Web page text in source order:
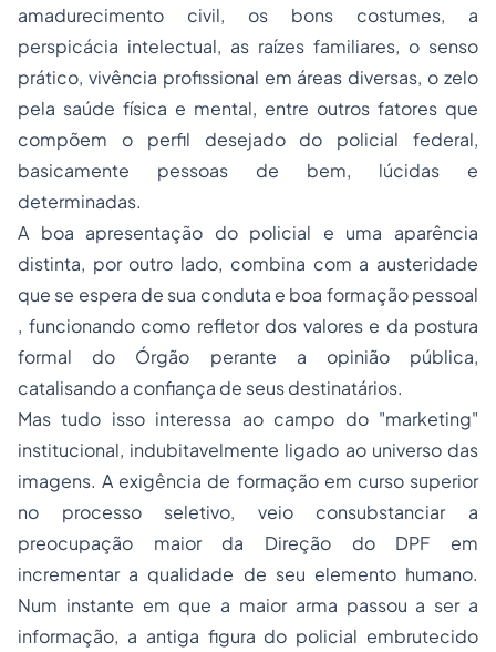
amadurecimento civil, os bons costumes, a
perspicácia intelectual, as raízes familiares, o senso
prático, vivência profissional em áreas diversas, o zelo
pela saúde física e mental, entre outros fatores que
compõem o perfil desejado do policial federal,
basicamente pessoas de bem, lúcidas e
determinadas.
A boa apresentação do policial e uma aparência
distinta, por outro lado, combina com a austeridade
que se espera de sua conduta e boa formação pessoal
, funcionando como refletor dos valores e da postura
formal do Órgão perante a opinião pública,
catalisando a confiança de seus destinatários.
Mas tudo isso interessa ao campo do "marketing"
institucional, indubitavelmente ligado ao universo das
imagens. A exigência de formação em curso superior
no processo seletivo, veio consubstanciar a
preocupação maior da Direção do DPF em
incrementar a qualidade de seu elemento humano.
Num instante em que a maior arma passou a ser a
informação, a antiga figura do policial embrutecido